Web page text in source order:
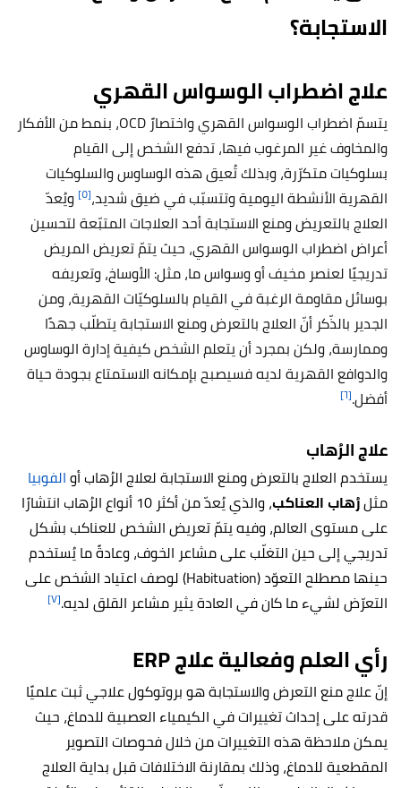
الاستجابة؟
علاج اضطراب الوسواس القهري
يتسمّ اضطرابالوسواس القهري
واختصارً OCD، بنمط من الأفكار
والمخاوف غير المرغوب فيها، تدفع الشخص إلى القيام
بسلوكيات متكرّرة، وبذلك تُعيق هذه الوساوس والسلوكيات
القهرية الأنشطة اليومية وتتسبّب في ضيق شديد،[٥]
ويُعدّ
العلاج بالتعريض ومنع الاستجابة أحد العلاجات المتبّعة لتحسين
أعراض اضطراب الوسواس القهري، حيث يتمّ تعريض المريض
تدريجيًا لعنصر مخيف أو وسواس ما، مثل: الأوساخ، وتعريفه
بوسائل مقاومة الرغبة في القيام بالسلوكيّات القهرية، ومن
الجدير بالذّكر أنّ العلاج بالتعرض ومنع الاستجابة يتطلّب جهدًا
وممارسة، ولكن بمجرد أن يتعلم الشخص كيفية إدارة الوساوس
والدوافع القهرية لديه فسيصبح بإمكانه الاستمتاع بجودة حياة
أفضل.[٦]
علاج الرُهاب
يستخدم العلاج بالتعرض ومنع الاستجابة لعلاج الرُهاب أوالفوبيا
مثلرُهاب العناكب
، والذي يُعدّ من أكثر 10 أنواع الرُهاب انتشارًا
على مستوى العالم، وفيه يتمّ تعريض الشخص للعناكب بشكل
تدريجي إلى حين التغلّب على مشاعر الخوف، وعادةً ما يُستخدم
حينها مصطلح التعوّد (Habituation) لوصف اعتياد الشخص على
التعرّض لشيء ما كان في العادة يثير مشاعر القلق لديه.[٧]
رأي العلم وفعالية علاج ERP
إنّ علاج منع التعرض والاستجابة هو بروتوكول علاجي ثبت علميًا
قدرته على إحداث تغييرات في الكيمياء العصبية للدماغ، حيث
يمكن ملاحظة هذه التغييرات من خلال فحوصات التصوير
المقطعية للدماغ، وذلك بمقارنة الاختلافات قبل بداية العلاج